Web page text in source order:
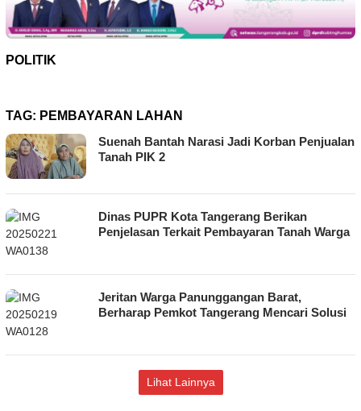
POLITIK
TAG: PEMBAYARAN LAHAN
Suenah Bantah Narasi Jadi Korban Penjualan
Tanah PIK 2
Dinas PUPR Kota Tangerang Berikan
Penjelasan Terkait Pembayaran Tanah Warga
Jeritan Warga Panunggangan Barat,
Berharap Pemkot Tangerang Mencari Solusi
Lihat Lainnya